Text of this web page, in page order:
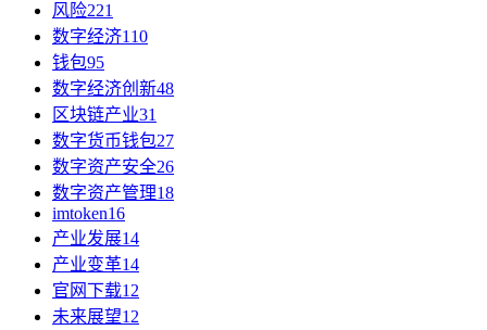
风险221
数字经济110
钱包95
数字经济创新48
区块链产业31
数字货币钱包27
数字资产安全26
数字资产管理18
imtoken16
产业发展14
产业变革14
官网下载12
未来展望12